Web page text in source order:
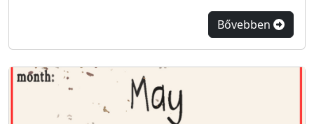
Bővebben